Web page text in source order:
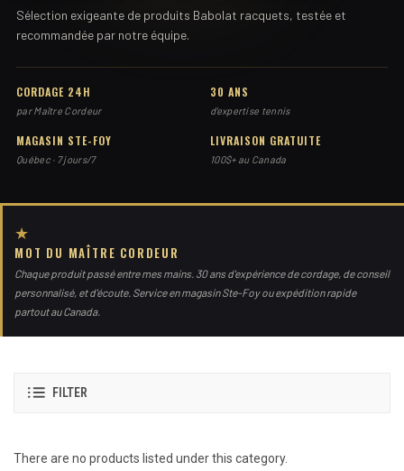
Sélection exigeante de produits Babolat racquets, testée et
recommandée par notre équipe.
CORDAGE 24H
par Maître Cordeur
30 ANS
d'expertise tennis
MAGASIN STE-FOY
Québec · 7 jours/7
LIVRAISON GRATUITE
100$+ au Canada
★
MOT DU MAÎTRE CORDEUR
Chaque produit passé entre mes mains. 30 ans d'expérience de cordage, de conseil
personnalisé, et d'écoute. Service en magasin Ste-Foy ou expédition rapide
partout au Canada.
FILTER
There are no products listed under this category.